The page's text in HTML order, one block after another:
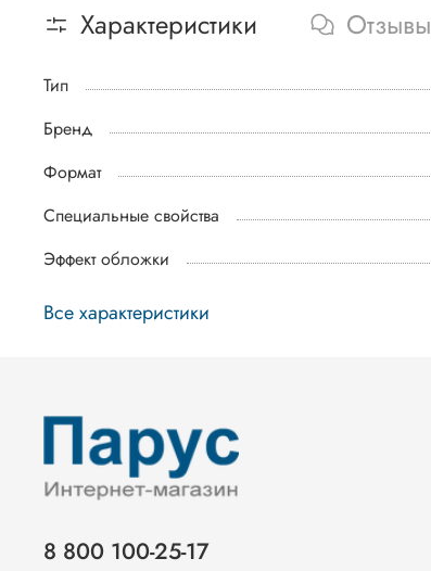
Характеристики Отзывы
Тип
Бренд
Формат
Специальные свойства
Эффект обложки
Все характеристики
8 800 100-25-17